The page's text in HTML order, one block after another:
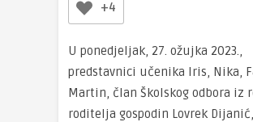
+4
U ponedjeljak, 27. ožujka 2023.,
predstavnici učenika Iris, Nika,
Martin, član Školskog odbora iz
roditelja gospodin Lovrek Dijanić,